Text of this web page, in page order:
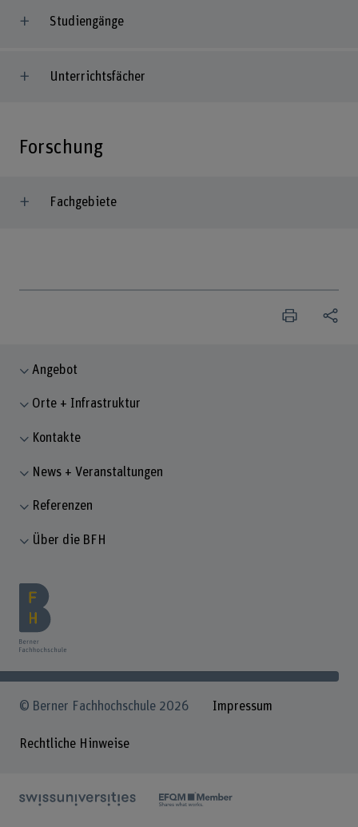
Studiengänge
Unterrichtsfächer
Forschung
Fachgebiete
Angebot
Orte + Infrastruktur
Kontakte
News + Veranstaltungen
Referenzen
Über die BFH
© Berner Fachhochschule 2026 Impressum
Rechtliche Hinweise